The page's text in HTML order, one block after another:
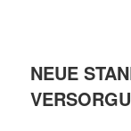
NEUE